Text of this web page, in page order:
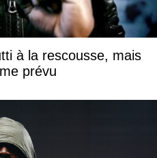
à la rescousse, mais
prévu